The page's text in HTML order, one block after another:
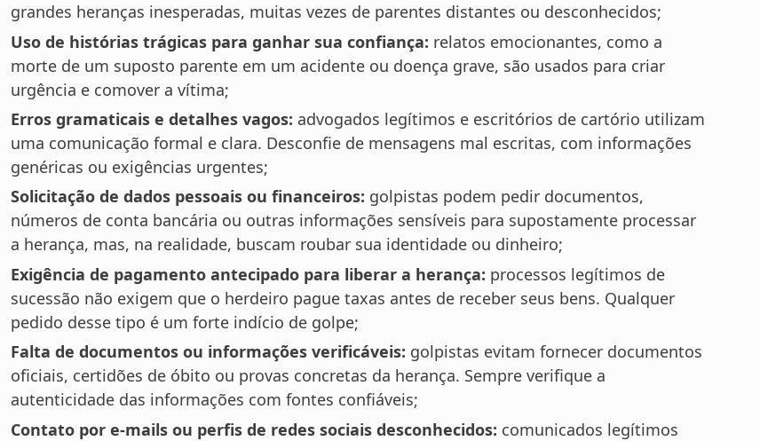
grandes heranças inesperadas, muitas vezes de parentes distantes ou desconhecidos;
Uso de histórias trágicas para ganhar sua confiança: relatos emocionantes, como a
morte de um suposto parente em um acidente ou doença grave, são usados para criar
urgência e comover a vítima;
Erros gramaticais e detalhes vagos: advogados legítimos e escritórios de cartório utilizam
uma comunicação formal e clara. Desconfie de mensagens mal escritas, com informações
genéricas ou exigências urgentes;
Solicitação de dados pessoais ou financeiros: golpistas podem pedir documentos,
números de conta bancária ou outras informações sensíveis para supostamente processar
a herança, mas, na realidade, buscam roubar sua identidade ou dinheiro;
Exigência de pagamento antecipado para liberar a herança: processos legítimos de
sucessão não exigem que o herdeiro pague taxas antes de receber seus bens. Qualquer
pedido desse tipo é um forte indício de golpe;
Falta de documentos ou informações verificáveis: golpistas evitam fornecer documentos
oficiais, certidões de óbito ou provas concretas da herança. Sempre verifique a
autenticidade das informações com fontes confiáveis;
Contato por e-mails ou perfis de redes sociais desconhecidos: comunicados legítimos